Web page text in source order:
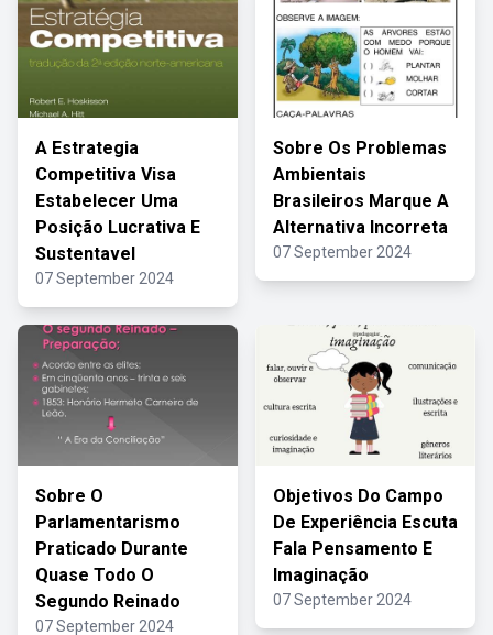
A Estrategia
Competitiva Visa
Estabelecer Uma
Posição Lucrativa E
Sustentavel
07 September 2024
Sobre Os Problemas
Ambientais
Brasileiros Marque A
Alternativa Incorreta
07 September 2024
Sobre O
Parlamentarismo
Praticado Durante
Quase Todo O
Segundo Reinado
07 September 2024
Objetivos Do Campo
De Experiência Escuta
Fala Pensamento E
Imaginação
07 September 2024